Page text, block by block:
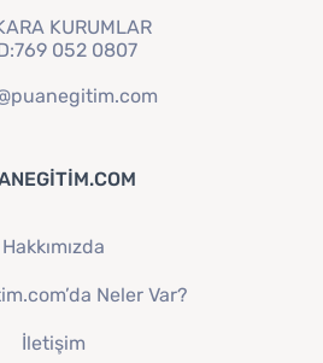
KURUMLAR
052 0807
Hakkımızda
Neler Var?
İletişim